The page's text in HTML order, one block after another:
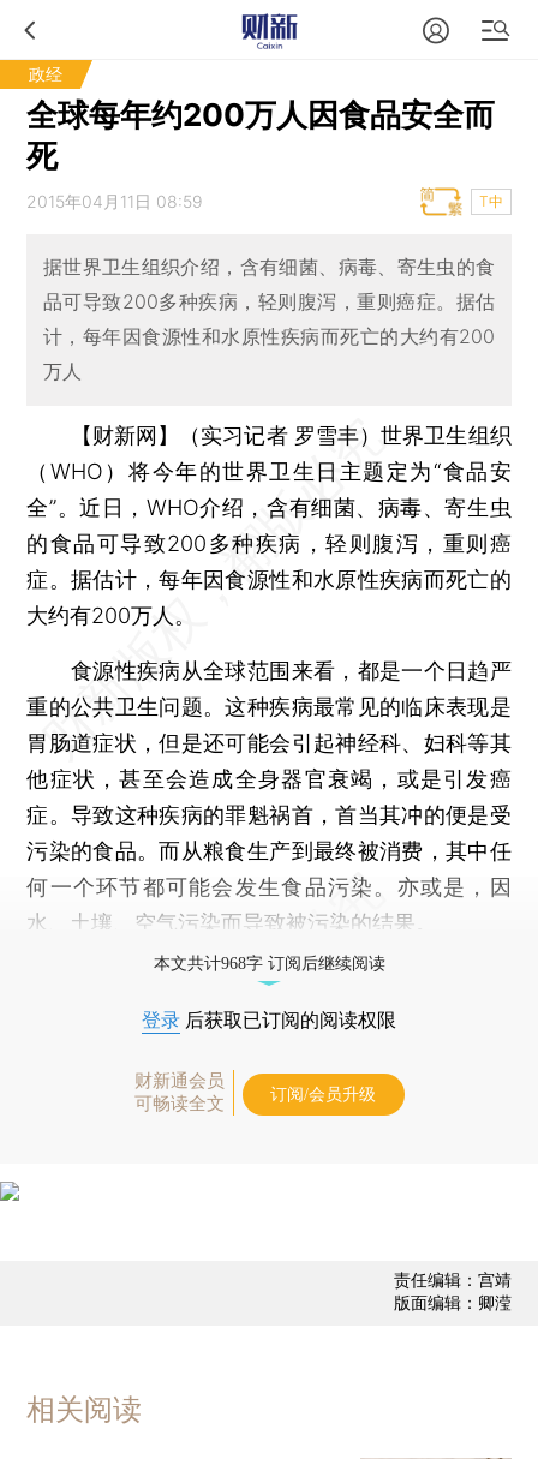
政经
全球每年约200万人因食品安全而
死
2015年04月11日 08:59 T中
据世界卫生组织介绍，含有细菌、病毒、寄生虫的食
品可导致200多种疾病，轻则腹泻，重则癌症。据估
计，每年因食源性和水原性疾病而死亡的大约有200
万人
【财新网】（实习记者 罗雪丰）世界卫生组织
（WHO）将今年的世界卫生日主题定为“食品安
全”。近日，WHO介绍，含有细菌、病毒、寄生虫
的食品可导致200多种疾病，轻则腹泻，重则癌
症。据估计，每年因食源性和水原性疾病而死亡的
大约有200万人。
食源性疾病从全球范围来看，都是一个日趋严
重的公共卫生问题。这种疾病最常见的临床表现是
胃肠道症状，但是还可能会引起神经科、妇科等其
他症状，甚至会造成全身器官衰竭，或是引发癌
症。导致这种疾病的罪魁祸首，首当其冲的便是受
污染的食品。而从粮食生产到最终被消费，其中任
何一个环节都可能会发生食品污染。亦或是，因
水、土壤、空气污染而导致被污染的结果。
本文共计968字 订阅后继续阅读
登录 后获取已订阅的阅读权限
财新通会员
可畅读全文
订阅/会员升级
责任编辑：宫靖
版面编辑：卿滢
相关阅读